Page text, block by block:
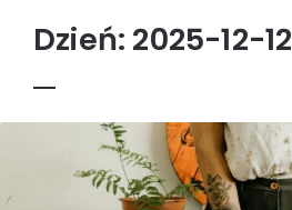
Dzień: 2025-12-12